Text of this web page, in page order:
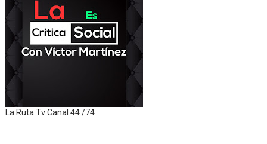
La Ruta Tv Canal 44 /74